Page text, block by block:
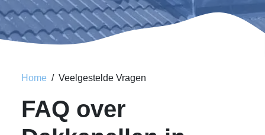
Home Veelgestelde Vragen
FAQ over